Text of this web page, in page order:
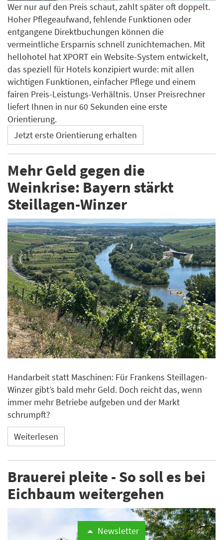
Wer nur auf den Preis schaut, zahlt später oft doppelt.
Hoher Pflegeaufwand, fehlende Funktionen oder
entgangene Direktbuchungen können die
vermeintliche Ersparnis schnell zunichtemachen. Mit
hellohotel hat XPORT ein Website-System entwickelt,
das speziell für Hotels konzipiert wurde: mit allen
wichtigen Funktionen, einfacher Pflege und einem
fairen Preis-Leistungs-Verhältnis. Unser Preisrechner
liefert Ihnen in nur 60 Sekunden eine erste
Orientierung.
Jetzt erste Orientierung erhalten
Mehr Geld gegen die
Weinkrise: Bayern stärkt
Steillagen-Winzer
Handarbeit statt Maschinen: Für Frankens Steillagen-
Winzer gibt’s bald mehr Geld. Doch reicht das, wenn
immer mehr Betriebe aufgeben und der Markt
schrumpft?
Weiterlesen
Brauerei pleite - So soll es bei
Eichbaum weitergehen
Newsletter